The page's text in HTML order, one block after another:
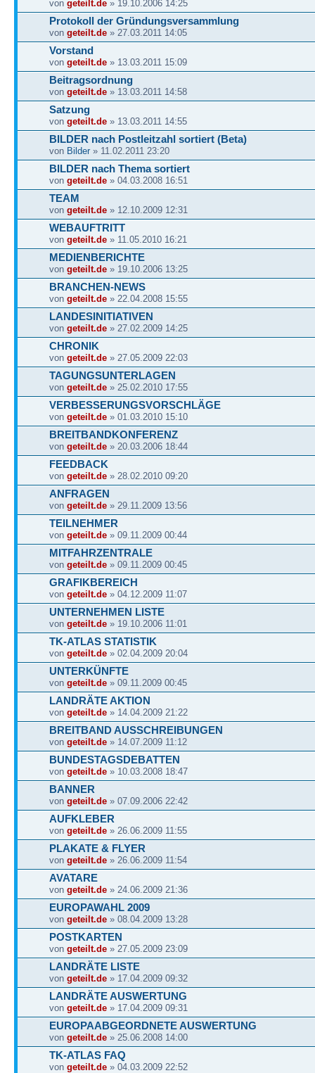
von geteilt.de » 19.10.2006 14:25
Protokoll der Gründungsversammlung
von geteilt.de » 27.03.2011 14:05
Vorstand
von geteilt.de » 13.03.2011 15:09
Beitragsordnung
von geteilt.de » 13.03.2011 14:58
Satzung
von geteilt.de » 13.03.2011 14:55
BILDER nach Postleitzahl sortiert (Beta)
von Bilder » 11.02.2011 23:20
BILDER nach Thema sortiert
von geteilt.de » 04.03.2008 16:51
TEAM
von geteilt.de » 12.10.2009 12:31
WEBAUFTRITT
von geteilt.de » 11.05.2010 16:21
MEDIENBERICHTE
von geteilt.de » 19.10.2006 13:25
BRANCHEN-NEWS
von geteilt.de » 22.04.2008 15:55
LANDESINITIATIVEN
von geteilt.de » 27.02.2009 14:25
CHRONIK
von geteilt.de » 27.05.2009 22:03
TAGUNGSUNTERLAGEN
von geteilt.de » 25.02.2010 17:55
VERBESSERUNGSVORSCHLÄGE
von geteilt.de » 01.03.2010 15:10
BREITBANDKONFERENZ
von geteilt.de » 20.03.2006 18:44
FEEDBACK
von geteilt.de » 28.02.2010 09:20
ANFRAGEN
von geteilt.de » 29.11.2009 13:56
TEILNEHMER
von geteilt.de » 09.11.2009 00:44
MITFAHRZENTRALE
von geteilt.de » 09.11.2009 00:45
GRAFIKBEREICH
von geteilt.de » 04.12.2009 11:07
UNTERNEHMEN LISTE
von geteilt.de » 19.10.2006 11:01
TK-ATLAS STATISTIK
von geteilt.de » 02.04.2009 20:04
UNTERKÜNFTE
von geteilt.de » 09.11.2009 00:45
LANDRÄTE AKTION
von geteilt.de » 14.04.2009 21:22
BREITBAND AUSSCHREIBUNGEN
von geteilt.de » 14.07.2009 11:12
BUNDESTAGSDEBATTEN
von geteilt.de » 10.03.2008 18:47
BANNER
von geteilt.de » 07.09.2006 22:42
AUFKLEBER
von geteilt.de » 26.06.2009 11:55
PLAKATE & FLYER
von geteilt.de » 26.06.2009 11:54
AVATARE
von geteilt.de » 24.06.2009 21:36
EUROPAWAHL 2009
von geteilt.de » 08.04.2009 13:28
POSTKARTEN
von geteilt.de » 27.05.2009 23:09
LANDRÄTE LISTE
von geteilt.de » 17.04.2009 09:32
LANDRÄTE AUSWERTUNG
von geteilt.de » 17.04.2009 09:31
EUROPAABGEORDNETE AUSWERTUNG
von geteilt.de » 25.06.2008 14:00
TK-ATLAS FAQ
von geteilt.de » 04.03.2009 22:52